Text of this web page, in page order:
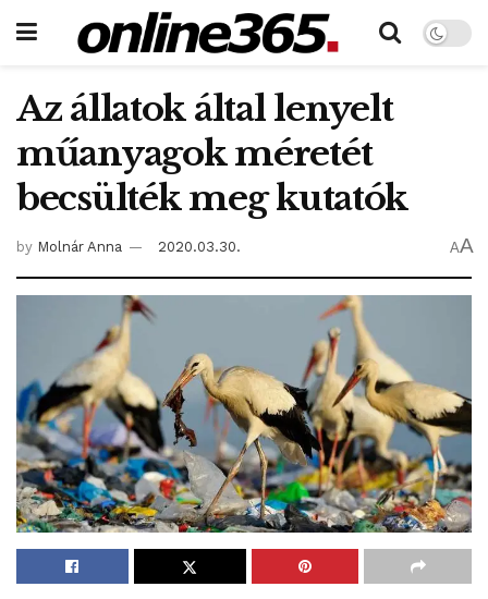
Az állatok által lenyelt
műanyagok méretét
becsülték meg kutatók
by Molnár Anna 2020.03.30. AA